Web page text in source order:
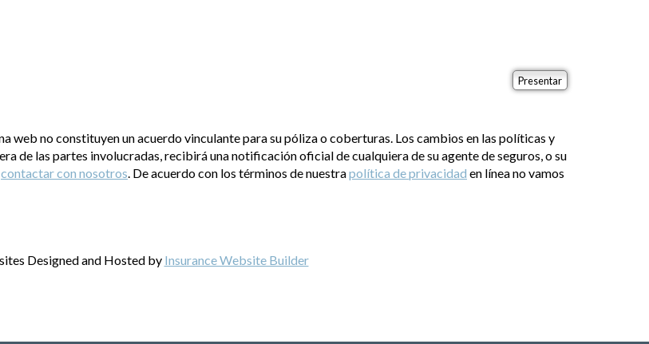
web no constituyen un acuerdo vinculante para su póliza o coberturas. Los cambios en las políticas y
de las partes involucradas, recibirá una notificación oficial de cualquiera de su agente de seguros, o su
contactar con nosotros. De acuerdo con los términos de nuestrapolítica de privacidad en línea no vamos
Designed and Hosted by Insurance Website Builder